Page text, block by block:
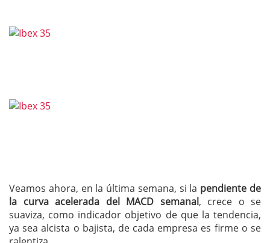
Veamos ahora, en la última semana, si la pendiente de
la curva acelerada del MACD semanal, crece o se
suaviza, como indicador objetivo de que la tendencia,
ya sea alcista o bajista, de cada empresa es firme o se